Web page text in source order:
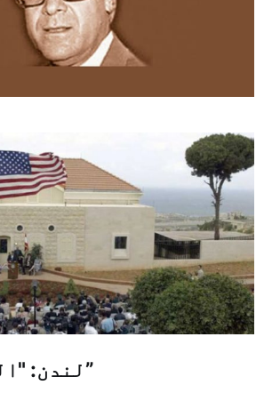
لندن: "الشرق الاوسط”